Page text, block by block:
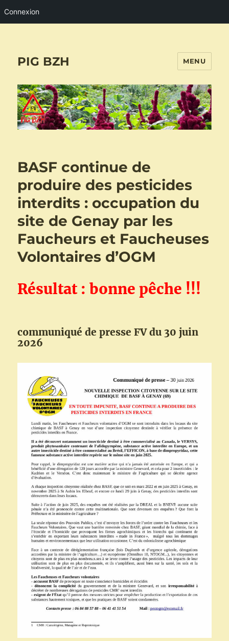
Connexion
PIG BZH MENU
BASF continue de
produire des pesticides
interdits : occupation du
site de Genay par les
Faucheurs et Faucheuses
Volontaires d’OGM
Résultat : bonne pêche !!!
communiqué de presse FV du 30 juin
2026